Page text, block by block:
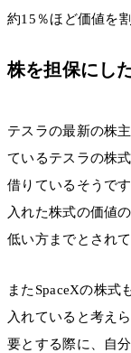
約15％ほど価値を
株を担保にし
テスラの最新の株
ているテスラの株
借りているそうで
入れた株式の価値
低い方までとされて
またSpaceXの株式
入れていると考え
要とする際に、自